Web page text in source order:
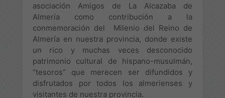
asociación Amigos de La Alcazaba de
Almería como contribución a la
conmemoración del Milenio del Reino de
Almería en nuestra provincia, donde existe
un rico y muchas veces desconocido
patrimonio cultural de hispano-musulmán,
“tesoros” que merecen ser difundidos y
disfrutados por todos los almerienses y
visitantes de nuestra provincia.